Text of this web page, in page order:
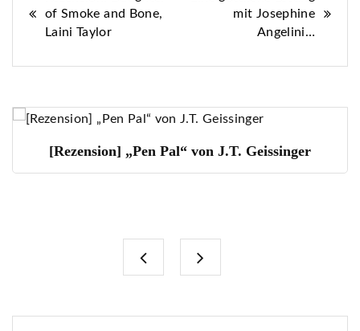
of Smoke and Bone,
Laini Taylor
mit Josephine
Angelini…
[Rezension] „Pen Pal“ von J.T. Geissinger